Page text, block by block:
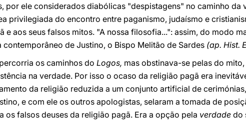
por ele considerados diabólicas "despistagens" no caminho da
privilegiada do encontro entre paganismo, judaísmo e
e aos seus falsos mitos. "A nossa filosofia...": assim, do modo
de Justino, o Bispo Melitão de Sardes (ap. Hist.
os caminhos do Logos, mas obstinava-se pelas do
na verdade. Por isso o ocaso da religião pagã era
da religião reduzida a um conjunto artificial de
e com ele os outros apologistas, selaram a tomada de
os falsos deuses da religião pagã. Era a opção pela verdade do